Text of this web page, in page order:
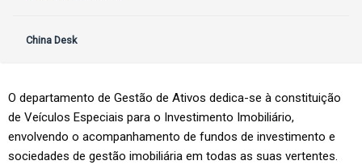
China Desk
O departamento de Gestão de Ativos dedica-se à constituição
de Veículos Especiais para o Investimento Imobiliário,
envolvendo o acompanhamento de fundos de investimento e
sociedades de gestão imobiliária em todas as suas vertentes.